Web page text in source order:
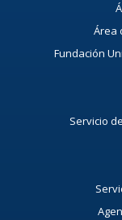
Área
Fundación
Servicio